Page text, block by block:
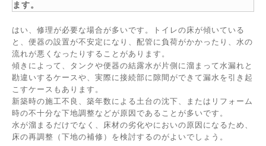
ます。
はい、修理が必要な場合が多いです。トイレの床が傾いている
と、便器の設置が不安定になり、配管に負荷がかかったり、水の
流れが悪くなったりすることがあります。
傾きによって、タンクや便器の結露水が片側に溜まって水漏れと
勘違いするケースや、実際に接続部に隙間ができて漏水を引き起
こすケースもあります。
新築時の施工不良、築年数による土台の沈下、またはリフォーム
時の不十分な下地調整などが原因であることが多いです。
水が溜まるだけでなく、床材の劣化やにおいの原因になるため、
床の再調整（下地の補修）を検討するのがよいでしょう。